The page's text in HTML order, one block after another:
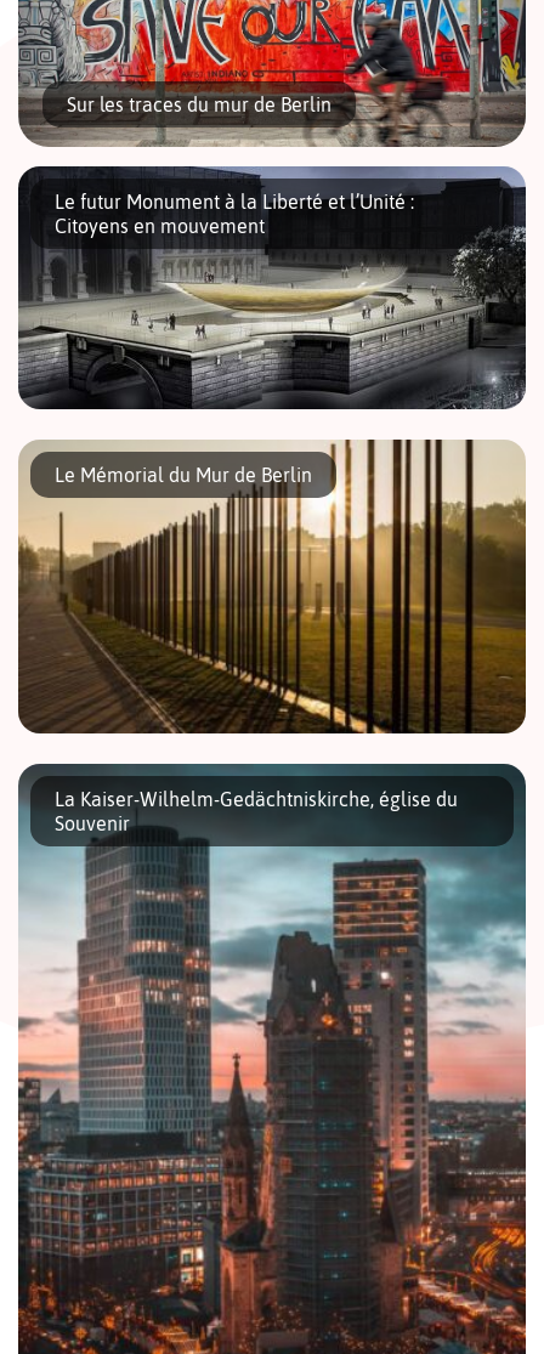
Sur les traces du mur de Berlin
Nous vous proposons ici une liste non exhaustive des
endroits où l’on peut encore voir le mur de Berlin. Vous
pouvez également envisager cet article comme un itinéraire
de balade […]
Le futur Monument à la Liberté et l’Unité :
Citoyens en mouvement
Citoyens en mouvement : c’est le futur Monument National à la
Liberté et à l’Unité. Le Denkmal für Freiheit und Einheit devrait
voir le jour courant 2023 devant le Château […]
Le Mémorial du Mur de Berlin
Le Mémorial du Mur de Berlin situé sur la Bernauerstrasse est
un incontournable pour ceux qui souhaitent comprendre la ville
au temps de la division Est-Ouest. Il s’agit ici de […]
La Kaiser-Wilhelm-Gedächtniskirche, église du
Souvenir